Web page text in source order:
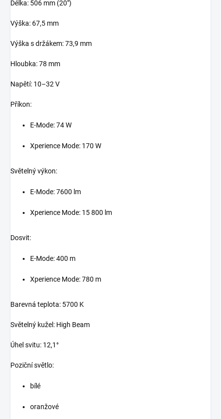
Délka: 506 mm (20")
Výška: 67,5 mm
Výška s držákem: 73,9 mm
Hloubka: 78 mm
Napětí: 10–32 V
Příkon:
E-Mode: 74 W
Xperience Mode: 170 W
Světelný výkon:
E-Mode: 7600 lm
Xperience Mode: 15 800 lm
Dosvit:
E-Mode: 400 m
Xperience Mode: 780 m
Barevná teplota: 5700 K
Světelný kužel: High Beam
Úhel svitu: 12,1°
Poziční světlo:
bílé
oranžové